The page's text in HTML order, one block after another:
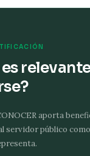
aporta
servidor público